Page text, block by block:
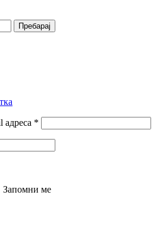
Пребарај
адреса *
Запомни ме